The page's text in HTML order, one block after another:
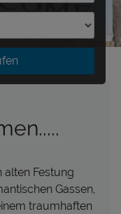
alten Festung
Gassen,
traumhaften